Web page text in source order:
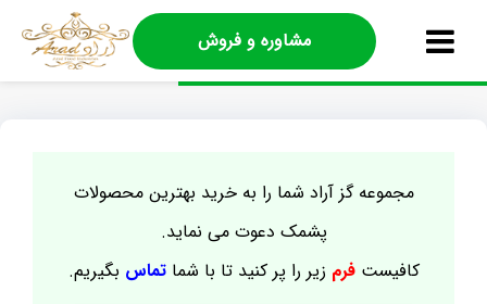
مشاوره و فروش
مجموعه گز آراد شما را به خرید بهترین محصولات
پشمک دعوت می نماید.
کافیستفرم زیر را پر کنید تا با شماتماس بگیریم.